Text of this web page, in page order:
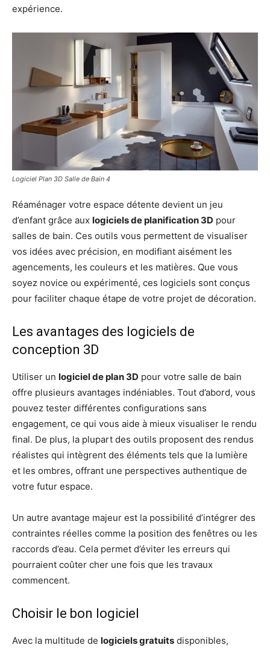
expérience.
Logiciel Plan 3D Salle de Bain 4
Réaménager votre espace détente devient un jeu
d’enfant grâce aux logiciels de planification 3D pour
salles de bain. Ces outils vous permettent de visualiser
vos idées avec précision, en modifiant aisément les
agencements, les couleurs et les matières. Que vous
soyez novice ou expérimenté, ces logiciels sont conçus
pour faciliter chaque étape de votre projet de décoration.
Les avantages des logiciels de
conception 3D
Utiliser un logiciel de plan 3D pour votre salle de bain
offre plusieurs avantages indéniables. Tout d’abord, vous
pouvez tester différentes configurations sans
engagement, ce qui vous aide à mieux visualiser le rendu
final. De plus, la plupart des outils proposent des rendus
réalistes qui intègrent des éléments tels que la lumière
et les ombres, offrant une perspectives authentique de
votre futur espace.
Un autre avantage majeur est la possibilité d’intégrer des
contraintes réelles comme la position des fenêtres ou les
raccords d’eau. Cela permet d’éviter les erreurs qui
pourraient coûter cher une fois que les travaux
commencent.
Choisir le bon logiciel
Avec la multitude de logiciels gratuits disponibles,